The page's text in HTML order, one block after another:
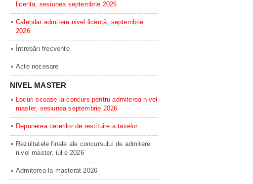
licenta, sesiunea septembrie 2026
Calendar admitere nivel licență, septembrie
2026
Întrebări frecvente
Acte necesare
NIVEL MASTER
Locuri scoase la concurs pentru admiterea nivel
master, sesiunea septembrie 2026
Depunerea cererilor de restituire a taxelor
Rezultatele finale ale concursului de admitere
nivel master, iulie 2026
Admiterea la masterat 2026